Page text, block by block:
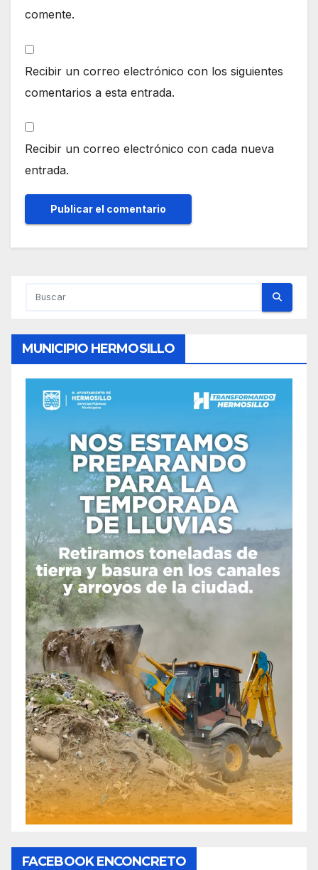
comente.
Recibir un correo electrónico con los siguientes
comentarios a esta entrada.
Recibir un correo electrónico con cada nueva
entrada.
MUNICIPIO HERMOSILLO
FACEBOOK ENCONCRETO